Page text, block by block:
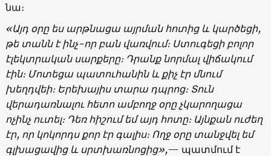
նա։
«Այդ օրը ես արթնացա այրման հոտից և կարծեցի,
թե տանն է ինչ-որ բան վառվում։ Ստուգեցի բոլոր
էլեկտրական սարքերը։ Դրանք նորմալ վիճակում
էին։ Մոտեցա պատուհանին և քիչ էր մնում
խեղդվեի։ Երեխայիս տարա դպրոց։ Տուն
վերադառնալու հետո ամբողջ օրը չկարողացա
ոչինչ ուտել։ Դեռ հիշում եմ այդ հոտը։ Այնքան ուժեղ
էր, որ կոկորդս քոր էր գալիս։ Ողջ օրը տանջվել եմ
գլխացավից և սրտխառնոցից»,— պատմում է